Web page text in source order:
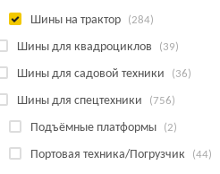
Шины на трактор (284)
Шины для квадроциклов (39)
Шины для садовой техники (36)
Шины для спецтехники (756)
Подъёмные платформы (2)
Портовая техника/Погрузчик (44)